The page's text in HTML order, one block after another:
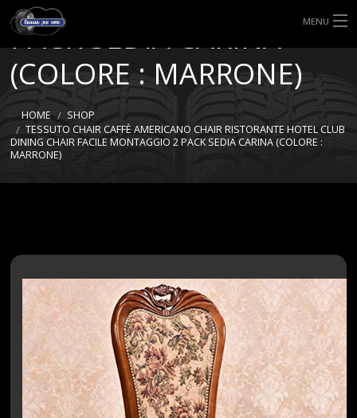
MENU
HOME
TIPI DI GOMME
MISURE GOMME
PACK SEDIA CARINA
(COLORE : MARRONE)
HOME
SHOP
TESSUTO CHAIR CAFFÈ AMERICANO CHAIR RISTORANTE HOTEL CLUB
DINING CHAIR FACILE MONTAGGIO 2 PACK SEDIA CARINA (COLORE :
MARRONE)